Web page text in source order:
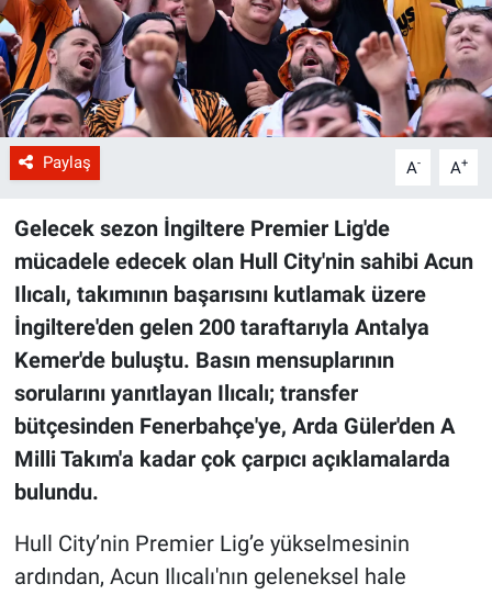
Paylaş A- A+
Gelecek sezon İngiltere Premier Lig'de
mücadele edecek olan Hull City'nin sahibi Acun
Ilıcalı, takımının başarısını kutlamak üzere
İngiltere'den gelen 200 taraftarıyla Antalya
Kemer'de buluştu. Basın mensuplarının
sorularını yanıtlayan Ilıcalı; transfer
bütçesinden Fenerbahçe'ye, Arda Güler'den A
Milli Takım'a kadar çok çarpıcı açıklamalarda
bulundu.
Hull City’nin Premier Lig’e yükselmesinin
ardından, Acun Ilıcalı'nın geleneksel hale